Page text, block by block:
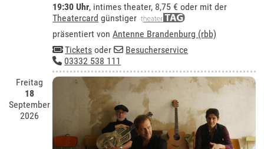
19:30 Uhr, intimes theater, 8,75 € oder mit der
Theatercard günstiger
präsentiert vonAntenne Brandenburg (rbb)
Tickets oder
Besucherservice
03332 538 111
Freitag
18
September
2026